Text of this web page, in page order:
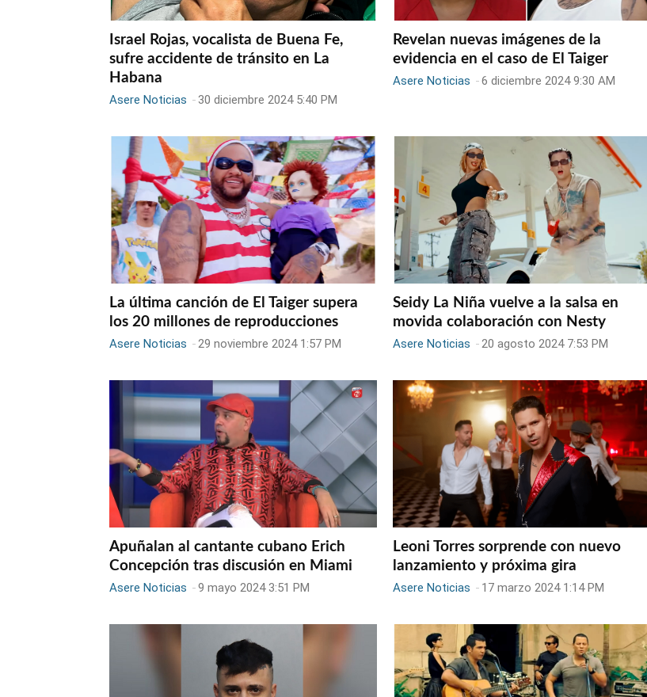
Israel Rojas, vocalista de Buena Fe,
sufre accidente de tránsito en La
Habana
Asere Noticias - 30 diciembre 2024 5:40 PM
Revelan nuevas imágenes de la
evidencia en el caso de El Taiger
Asere Noticias -6 diciembre 2024 9:30 AM
La última canción de El Taiger supera
los 20 millones de reproducciones
Asere Noticias -29 noviembre 2024 1:57 PM
Seidy La Niña vuelve a la salsa en
movida colaboración con Nesty
Asere Noticias -20 agosto 2024 7:53 PM
Apuñalan al cantante cubano Erich
Concepción tras discusión en Miami
Asere Noticias -9 mayo 2024 3:51 PM
Leoni Torres sorprende con nuevo
lanzamiento y próxima gira
Asere Noticias - 17 marzo 2024 1:14 PM